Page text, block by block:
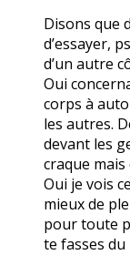
Disons que
d’essayer,
d’un autre
Oui
corps à
les autres.
devant les
craque
Oui je vois
mieux de
pour toute
te fasses du